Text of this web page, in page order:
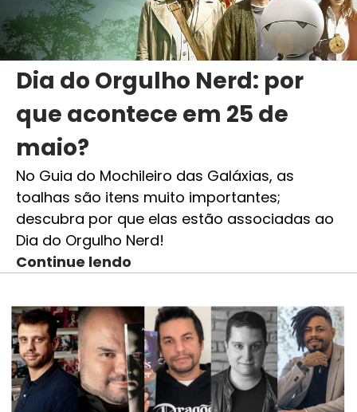
Dia do Orgulho Nerd: por
que acontece em 25 de
maio?
No Guia do Mochileiro das Galáxias, as
toalhas são itens muito importantes;
descubra por que elas estão associadas ao
Dia do Orgulho Nerd!
Continue lendo